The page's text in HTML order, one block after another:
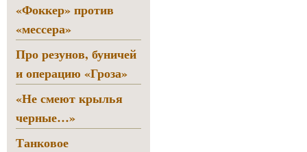
«Фоккер» против
«мессера»
Про резунов, буничей
и операцию «Гроза»
«Не смеют крылья
черные…»
Танковое